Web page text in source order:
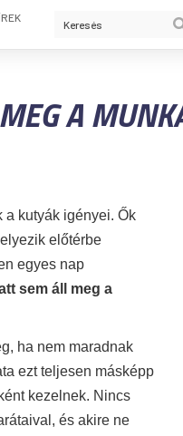
A
a kutyák igényei. Ők
előtérbe
egyes nap
sem áll meg a
ha nem maradnak
ezt teljesen másképp
kezelnek. Nincs
és akire ne